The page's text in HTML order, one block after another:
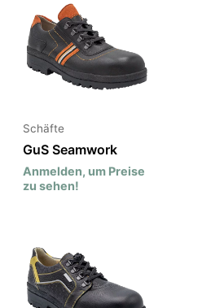
Schäfte
GuS Seamwork
Anmelden, um Preise
zu sehen!